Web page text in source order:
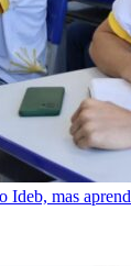
Ideb, mas